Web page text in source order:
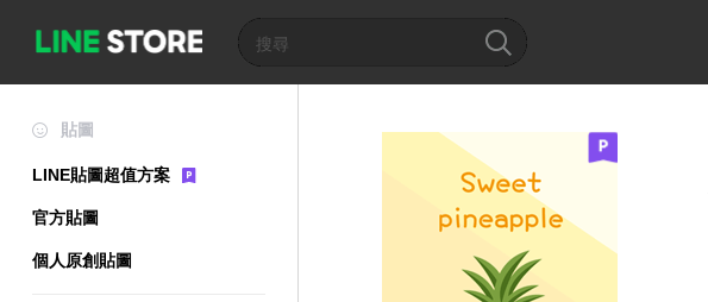
貼圖
LINE貼圖超值方案
官方貼圖
個人原創貼圖